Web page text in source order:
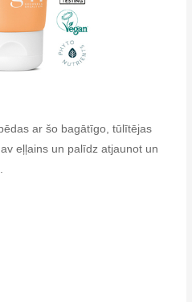
ar šo bagātīgo, tūlītējas
eļļains un palīdz atjaunot un